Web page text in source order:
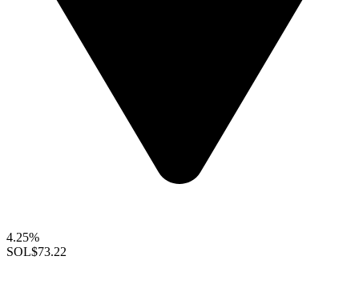
4.25%
SOL$73.22